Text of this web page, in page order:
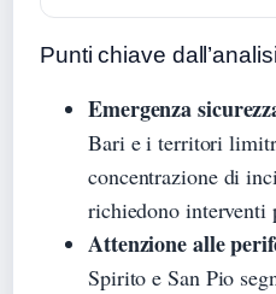
Punti chiave
Emergenza
Bari e i territori
concentrazione di
richiedono interventi
Attenzione alle
Spirito e San Pio